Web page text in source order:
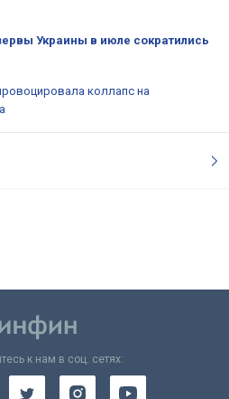
Украины в июле сократились
коллапс на
к нам в соц. сетях: